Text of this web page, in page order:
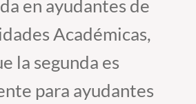
en ayudantes de
Académicas,
la segunda es
para ayudantes